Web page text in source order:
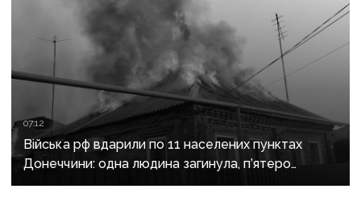
07:12
Війська рф вдарили по 11 населених пунктах
Донеччини: одна людина загинула, п’ятеро
поранені